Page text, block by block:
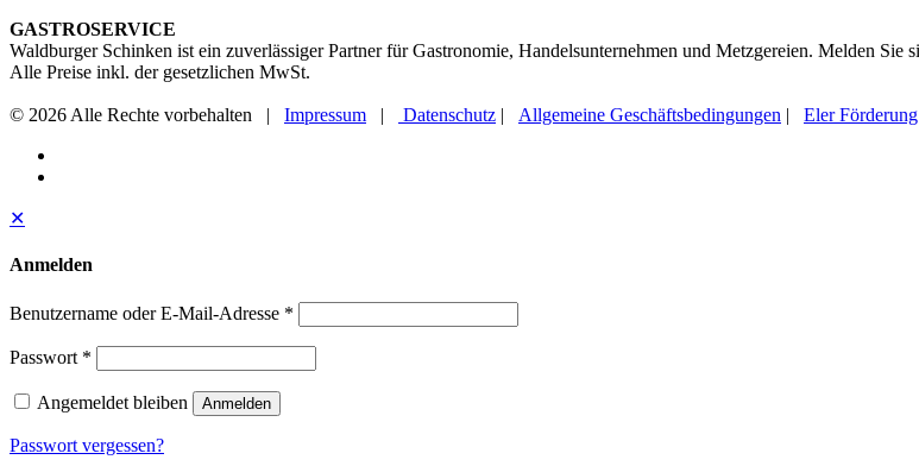
GASTROSERVICE
Waldburger Schinken ist ein zuverlässiger Partner für Gastronomie, Handelsunternehmen und Metzgereien. Melden Sie
Alle Preise inkl. der gesetzlichen MwSt.
© 2026 Alle Rechte vorbehalten | Impressum | Datenschutz | Allgemeine Geschäftsbedingungen | Eler Förderung
✕
Anmelden
Benutzername oder E-Mail-Adresse *
Passwort *
Angemeldet bleiben Anmelden
Passwort vergessen?